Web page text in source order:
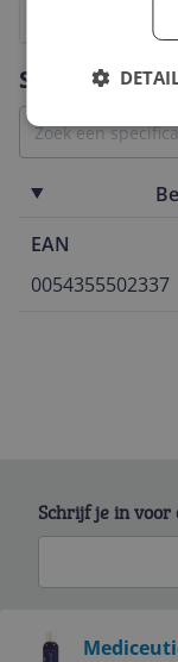
Specificaties
EAN
0054355502337
Schrijf je in